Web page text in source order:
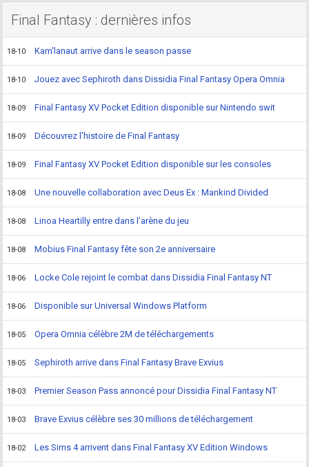
Final Fantasy : dernières infos
18-10 Kam'lanaut arrive dans le season passe
18-10 Jouez avec Sephiroth dans Dissidia Final Fantasy Opera Omnia
18-09 Final Fantasy XV Pocket Edition disponible sur Nintendo swit
18-09 Découvrez l'histoire de Final Fantasy
18-09 Final Fantasy XV Pocket Edition disponible sur les consoles
18-08 Une nouvelle collaboration avec Deus Ex : Mankind Divided
18-08 Linoa Heartilly entre dans l'arène du jeu
18-08 Mobius Final Fantasy fête son 2e anniversaire
18-06 Locke Cole rejoint le combat dans Dissidia Final Fantasy NT
18-06 Disponible sur Universal Windows Platform
18-05 Opera Omnia célèbre 2M de téléchargements
18-05 Sephiroth arrive dans Final Fantasy Brave Exvius
18-03 Premier Season Pass annoncé pour Dissidia Final Fantasy NT
18-03 Brave Exvius célèbre ses 30 millions de téléchargement
18-02 Les Sims 4 arrivent dans Final Fantasy XV Edition Windows